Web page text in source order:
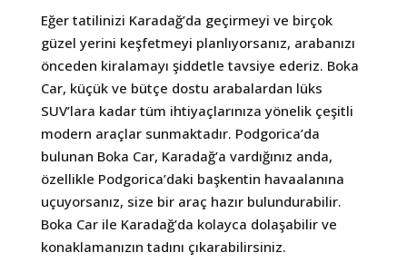
Eğer tatilinizi Karadağ’da geçirmeyi ve birçok
güzel yerini keşfetmeyi planlıyorsanız, arabanızı
önceden kiralamayı şiddetle tavsiye ederiz. Boka
Car, küçük ve bütçe dostu arabalardan lüks
SUV’lara kadar tüm ihtiyaçlarınıza yönelik çeşitli
modern araçlar sunmaktadır. Podgorica’da
bulunan Boka Car, Karadağ’a vardığınız anda,
özellikle Podgorica’daki başkentin havaalanına
uçuyorsanız, size bir araç hazır bulundurabilir.
Boka Car ile Karadağ’da kolayca dolaşabilir ve
konaklamanızın tadını çıkarabilirsiniz.